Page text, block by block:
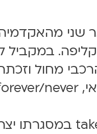
בטוקיו, בעלת
מחול